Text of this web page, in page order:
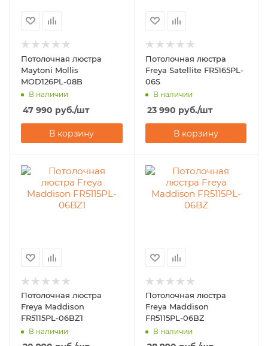
Потолочная люстра
Maytoni Mollis
MOD126PL-08B
В наличии
47 990 руб./шт
В корзину
Потолочная люстра
Freya Satellite FR5165PL-
06S
В наличии
23 990 руб./шт
В корзину
Потолочная люстра
Freya Maddison
FR5115PL-06BZ1
В наличии
Потолочная люстра
Freya Maddison
FR5115PL-06BZ
В наличии